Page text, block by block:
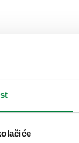
Sa